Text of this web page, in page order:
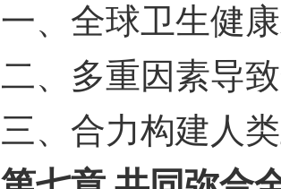
一、全球卫生健
二、多重因素导
三、合力构建人